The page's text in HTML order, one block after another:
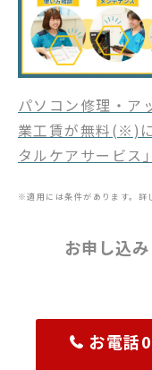
パソコン修理・ア
業工賃が無料(※)
タルケアサービス
※適用には条件があります。詳
お申し込
お電